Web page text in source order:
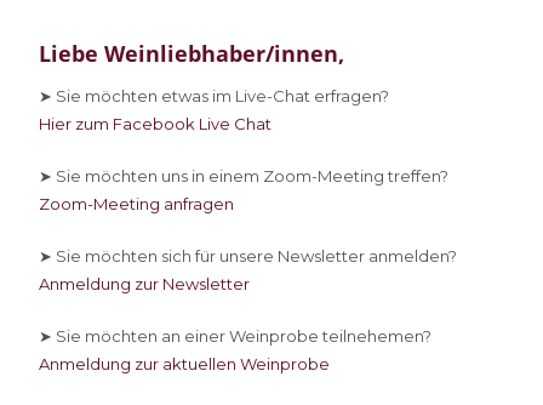
Liebe Weinliebhaber/innen,
➤ Sie möchten etwas im Live-Chat erfragen?
Hier zum Facebook Live Chat
➤ Sie möchten uns in einem Zoom-Meeting treffen?
Zoom-Meeting anfragen
➤ Sie möchten sich für unsere Newsletter anmelden?
Anmeldung zur Newsletter
➤ Sie möchten an einer Weinprobe teilnehemen?
Anmeldung zur aktuellen Weinprobe